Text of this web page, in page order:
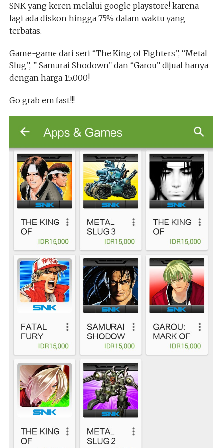
SNK yang keren melalui google playstore! karena
lagi ada diskon hingga 75% dalam waktu yang
terbatas.
Game-game dari seri “The King of Fighters”, “Metal
Slug”, ” Samurai Shodown” dan “Garou” dijual hanya
dengan harga 15.000!
Go grab em fast!!!